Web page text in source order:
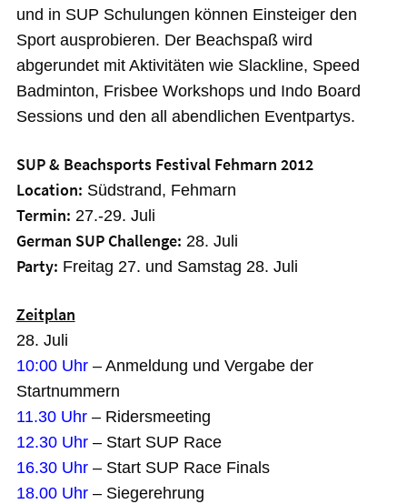
und in SUP Schulungen können Einsteiger den
Sport ausprobieren. Der Beachspaß wird
abgerundet mit Aktivitäten wie Slackline, Speed
Badminton, Frisbee Workshops und Indo Board
Sessions und den all abendlichen Eventpartys.
SUP & Beachsports Festival Fehmarn 2012
Location: Südstrand, Fehmarn
Termin: 27.-29. Juli
German SUP Challenge: 28. Juli
Party: Freitag 27. und Samstag 28. Juli
Zeitplan
28. Juli
10:00 Uhr– Anmeldung und Vergabe der
Startnummern
11.30 Uhr– Ridersmeeting
12.30 Uhr– Start SUP Race
16.30 Uhr– Start SUP Race Finals
18.00 Uhr– Siegerehrung